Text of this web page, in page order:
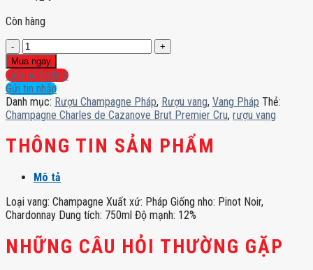
Còn hàng
Champagne
Charles
de
Cazanove
Brut
Premier
Cru
số
lượng
Mua ngay
Liên hệ hotline
Gửi tin nhắn
Danh mục: Rượu Champagne Pháp, Rượu vang, Vang Pháp Thẻ:
Champagne Charles de Cazanove Brut Premier Cru, rượu vang
THÔNG TIN SẢN PHẨM
Mô tả
Loại vang: Champagne Xuất xứ: Pháp Giống nho: Pinot Noir,
Chardonnay Dung tích: 750ml Độ mạnh: 12%
NHỮNG CÂU HỎI THƯỜNG GẶP